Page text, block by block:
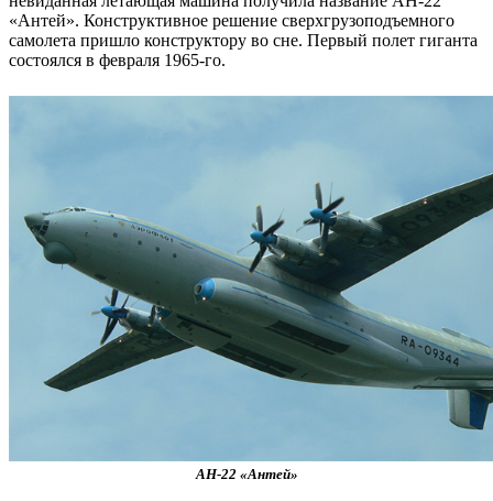
«Антей». Конструктивное решение сверхгрузоподъемного
самолета пришло конструктору во сне. Первый полет гиганта
состоялся в февраля 1965-го.
АН-22 «Антей»